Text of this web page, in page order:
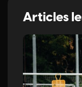
Articles